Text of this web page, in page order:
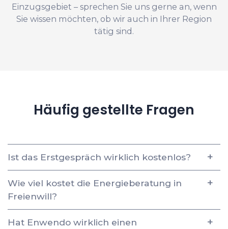
Einzugsgebiet – sprechen Sie uns gerne an, wenn
Sie wissen möchten, ob wir auch in Ihrer Region
tätig sind.
Häufig gestellte Fragen
Ist das Erstgespräch wirklich kostenlos?
Wie viel kostet die Energieberatung in
Freienwill?
Hat Enwendo wirklich einen